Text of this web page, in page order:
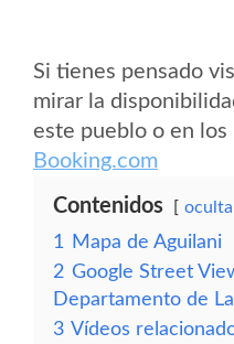
Si tienes pensado
mirar la
este pueblo o en los
Booking.com
Contenidos
1
Mapa de Aguilani
2 Google Street
Departamento de
3 Vídeos